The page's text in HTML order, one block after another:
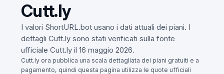
Cutt.ly
I valori ShortURL.bot usano i dati attuali dei piani. I
dettagli Cutt.ly sono stati verificati sulla fonte
ufficiale Cutt.ly il 16 maggio 2026.
Cutt.ly ora pubblica una scala dettagliata dei piani gratuiti e a
pagamento, quindi questa pagina utilizza le quote ufficiali